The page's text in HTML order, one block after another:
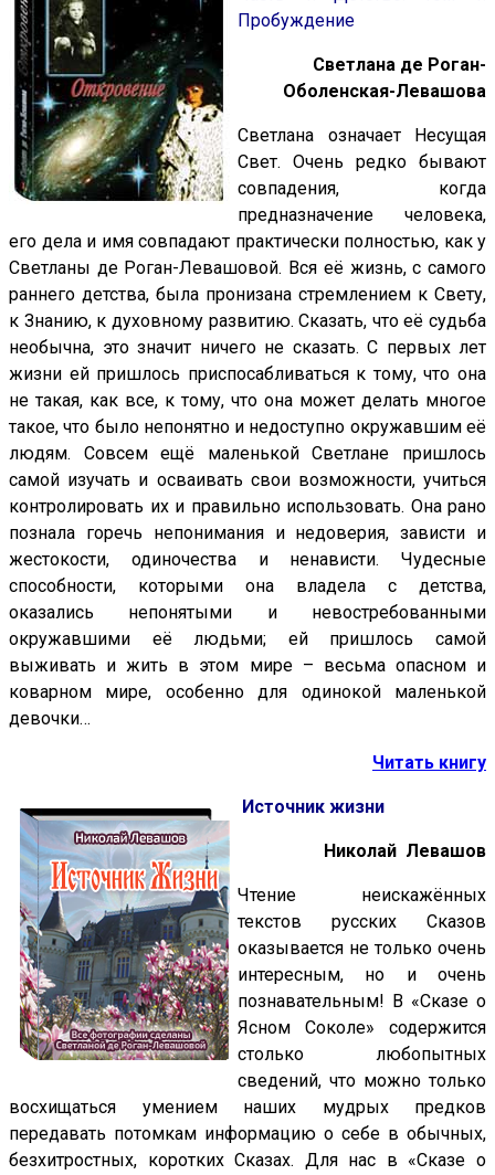
Пробуждение
Светлана де Роган-
Оболенская-Левашова
Cветлана означает Несущая
Свет. Очень редко бывают
совпадения, когда
предназначение человека,
его дела и имя совпадают практически полностью, как у
Светланы де Роган-Левашовой. Вся её жизнь, с самого
раннего детства, была пронизана стремлением к Свету,
к Знанию, к духовному развитию. Сказать, что её судьба
необычна, это значит ничего не сказать. С первых лет
жизни ей пришлось приспосабливаться к тому, что она
не такая, как все, к тому, что она может делать многое
такое, что было непонятно и недоступно окружавшим её
людям. Совсем ещё маленькой Светлане пришлось
самой изучать и осваивать свои возможности, учиться
контролировать их и правильно использовать. Она рано
познала горечь непонимания и недоверия, зависти и
жестокости, одиночества и ненависти. Чудесные
способности, которыми она владела с детства,
оказались непонятыми и невостребованными
окружавшими её людьми; ей пришлось самой
выживать и жить в этом мире – весьма опасном и
коварном мире, особенно для одинокой маленькой
девочки…
Читать книгу
Источник жизни
Николай Левашов
Чтение неискажённых
текстов русских Сказов
оказывается не только очень
интересным, но и очень
познавательным! В «Сказе о
Ясном Соколе» содержится
столько любопытных
сведений, что можно только
восхищаться умением наших мудрых предков
передавать потомкам информацию о себе в обычных,
безхитростных, коротких Сказах. Для нас в «Сказе о